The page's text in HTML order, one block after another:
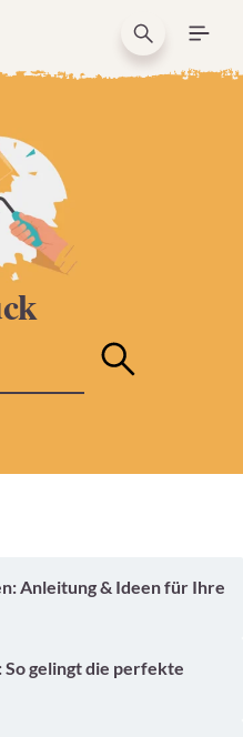
Anleitung & Ideen für Ihre
gelingt die perfekte